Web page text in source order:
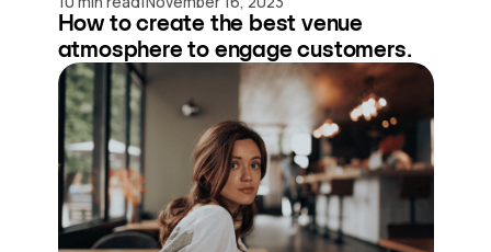
How to create the best venue
atmosphere to engage customers.